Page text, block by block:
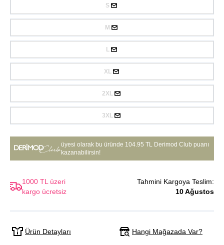
S
M
L
XL
2XL
3XL
üyesi olarak bu üründe 104.95 TL Derimod Club puanı
kazanabilirsin!
1000 TL üzeri
kargo ücretsiz
Tahmini Kargoya Teslim:
10 Ağustos
Ürün Detayları Hangi Mağazada Var?